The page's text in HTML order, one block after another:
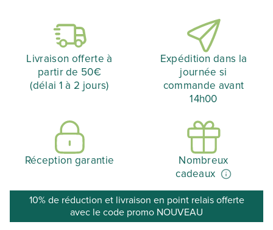
Livraison offerte à
partir de 50€
(délai 1 à 2 jours)
Expédition dans la
journée si
commande avant
14h00
Réception garantie
Nombreux
cadeaux
10% de réduction et livraison en point relais offerte
avec le code promo NOUVEAU